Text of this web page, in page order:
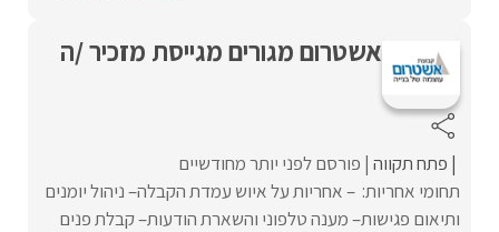
אשטרום מגורים מגייסת מזכיר /ה
פתח תקווה פורסם לפני יותר מחודשיים
תחומי אחריות: – אחריות על איוש עמדת הקבלה– ניהול יומנים
ותיאום פגישות– מענה טלפוני והשארת הודעות– קבלת פנים